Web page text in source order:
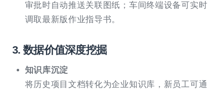
审批时自动推送关联图纸；车间终端设备可实时
调取最新版作业指导书。
3. 数据价值深度挖掘
知识库沉淀
将历史项目文档转化为企业知识库，新员工可通